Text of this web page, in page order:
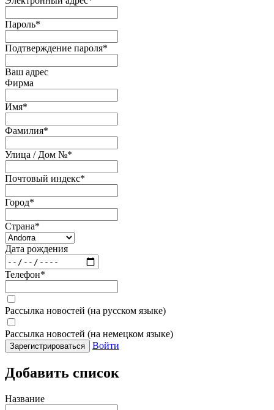
Пароль*
Подтверждение пароля*
Ваш адрес
Фирма
Имя*
Фамилия*
Улица / Дом №*
Почтовый индекс*
Город*
Страна*
Дата рождения
Телефон*
Рассылка новостей (на русском языке)
Рассылка новостей (на немецком языке)
Зарегистрироваться Войти
Добавить список
Название